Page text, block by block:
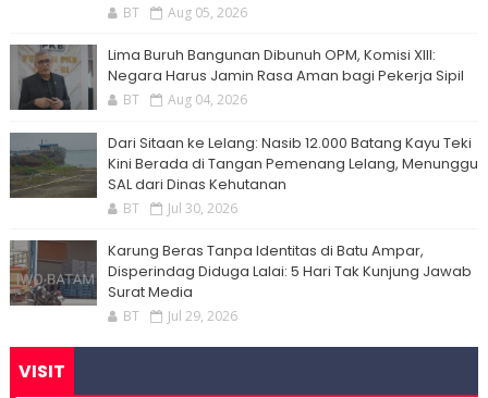
BT Aug 05, 2026
Lima Buruh Bangunan Dibunuh OPM, Komisi XIII:
Negara Harus Jamin Rasa Aman bagi Pekerja Sipil
BT Aug 04, 2026
Dari Sitaan ke Lelang: Nasib 12.000 Batang Kayu Teki
Kini Berada di Tangan Pemenang Lelang, Menunggu
SAL dari Dinas Kehutanan
BT Jul 30, 2026
Karung Beras Tanpa Identitas di Batu Ampar,
Disperindag Diduga Lalai: 5 Hari Tak Kunjung Jawab
Surat Media
BT Jul 29, 2026
VISIT